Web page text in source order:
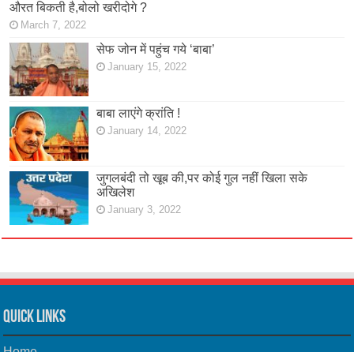
औरत बिकती है,बोलो खरीदोगे ?
March 7, 2022
सेफ जोन में पहुंच गये ‘बाबा’
January 15, 2022
बाबा लाएंगे क्रांति !
January 14, 2022
जुगलबंदी तो खूब की,पर कोई गुल नहीं खिला सके
अखिलेश
January 3, 2022
Quick Links